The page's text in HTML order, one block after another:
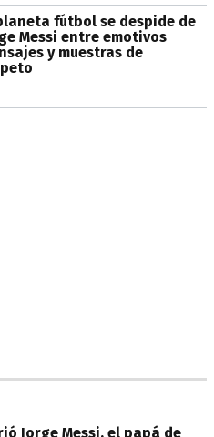
fútbol se despide de
Messi entre emotivos
y muestras de
Jorge Messi, el papá de